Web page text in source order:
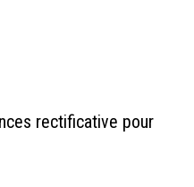
rectificative pour